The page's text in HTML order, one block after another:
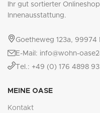
Ihr gut sortierter
Innenausstattung.
Goetheweg 123a, 99974
E-Mail: info@wohn-
Tel.: +49 (0) 176 4898
MEINE OASE
Kontakt